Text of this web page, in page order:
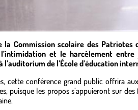
la Commission scolaire des
et le harcèlement
l’auditorium de l’École d’éducation
cette conférence grand public offrira
puisque les propos s’appuieront sur